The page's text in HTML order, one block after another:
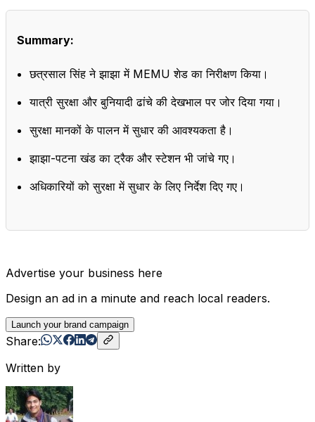
Summary:
छत्रसाल सिंह ने झाझा में MEMU शेड का निरीक्षण किया।
यात्री सुरक्षा और बुनियादी ढांचे की देखभाल पर जोर दिया गया।
सुरक्षा मानकों के पालन में सुधार की आवश्यकता है।
झाझा-पटना खंड का ट्रैक और स्टेशन भी जांचे गए।
अधिकारियों को सुरक्षा में सुधार के लिए निर्देश दिए गए।
Advertise your business here
Design an ad in a minute and reach local readers.
Launch your brand campaign
Share:
Written by